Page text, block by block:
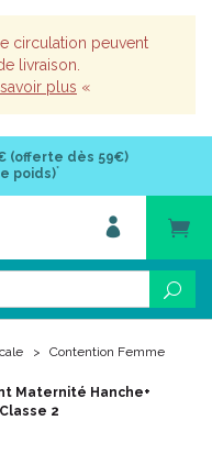
circulation peuvent
livraison.
plus «
(offerte dès 59€)
poids)*
Contention Femme
Maternité Hanche+
2